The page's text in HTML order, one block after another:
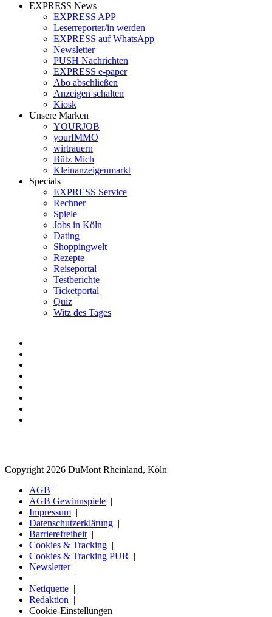
EXPRESS News
EXPRESS APP
Leserreporter/in werden
EXPRESS auf WhatsApp
Newsletter
PUSH Nachrichten
EXPRESS e-paper
Abo abschließen
Anzeigen schalten
Kiosk
Unsere Marken
YOURJOB
yourIMMO
wirtrauern
Bütz Mich
Kleinanzeigenmarkt
Specials
EXPRESS Service
Rechner
Spiele
Jobs in Köln
Dating
Shoppingwelt
Rezepte
Reiseportal
Testberichte
Ticketportal
Quiz
Witz des Tages
Copyright 2026 DuMont Rheinland, Köln
AGB
AGB Gewinnspiele
Impressum
Datenschutzerklärung
Barrierefreiheit
Cookies & Tracking
Cookies & Tracking PUR
Newsletter
Netiquette
Redaktion
Cookie-Einstellungen